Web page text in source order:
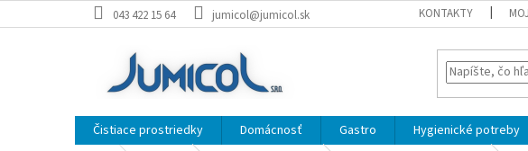
na
043 422 15 64 jumicol@jumicol.sk KONTAKTY
Čistiace prostriedky Domácnosť Gastro Hygienické potreby